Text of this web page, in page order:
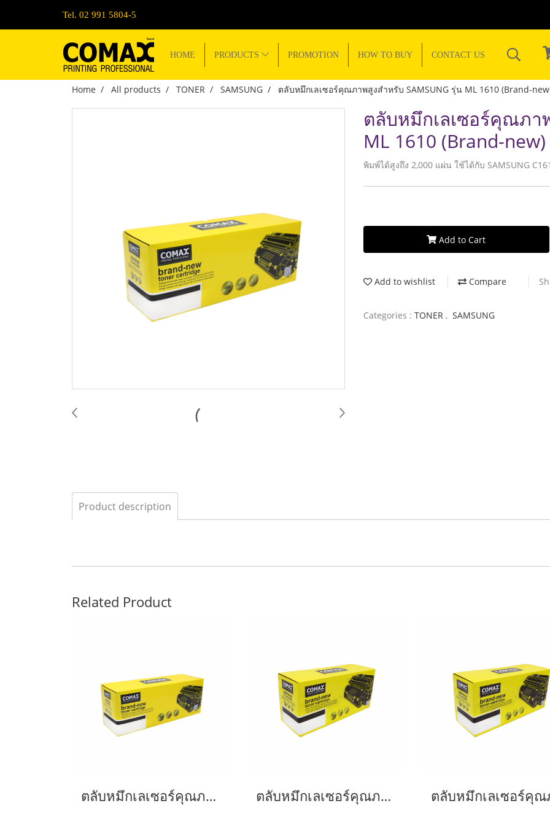
Tel. 02 991 5804-5
HOME PRODUCTS PROMOTION HOW TO BUY CONTACT US
Home All products TONER SAMSUNG ตลับหมึกเลเซอร์คุณภาพสูงสำหรับ SAMSUNG รุ่น ML 1610 (Brand-
ตลับหมึกเลเซอร์คุณภา
ML 1610 (Brand-new)
พิมพ์ได้สูงถึง 2,000 แผ่น ใช้ได้กับ SAMSUNG
Add to Cart
Add to wishlist Compare
Categories : TONER , SAMSUNG
Product description
Related Product
ตลับหมึกเลเซอร์คุณภาพสูงสำหรับ SAMSUNG รุ่น MLT-D103S ตลับหมึกเลเซอร์คุณภาพสูงสำหรับ SAMSUNG รุ่น MLT-D116L NEW